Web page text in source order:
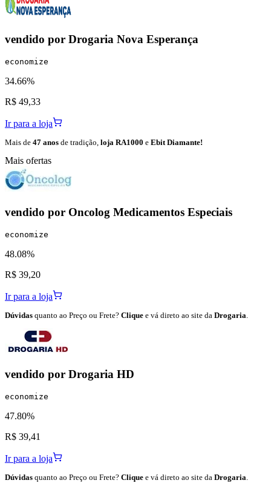
vendido por Drogaria Nova Esperança
economize
34.66%
R$ 49,33
Ir para a loja
Mais de 47 anos de tradição, loja RA1000 e Ebit Diamante!
Mais ofertas
vendido por Oncolog Medicamentos Especiais
economize
48.08%
R$ 39,20
Ir para a loja
Dúvidas quanto ao Preço ou Frete? Clique e vá direto ao site da Drogaria
vendido por Drogaria HD
economize
47.80%
R$ 39,41
Ir para a loja
Dúvidas quanto ao Preço ou Frete? Clique e vá direto ao site da Drogaria